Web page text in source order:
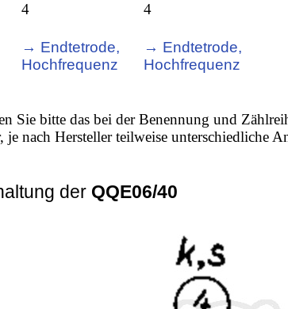
4
4
→ Endtetrode,
Hochfrequenz
→ Endtetrode,
Hochfrequenz
Sie bitte das bei der Benennung und
je nach Hersteller teilweise unterschiedliche
der QQE06/40